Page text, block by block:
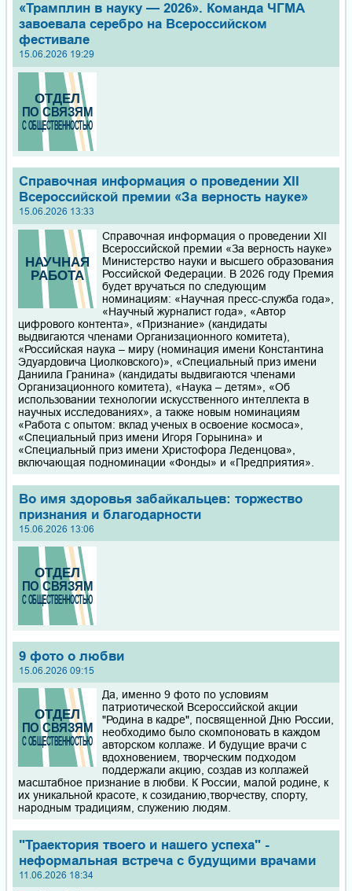
«Трамплин в науку — 2026». Команда ЧГМА
завоевала серебро на Всероссийском
фестивале
15.06.2026 19:29
Справочная информация о проведении XII
Всероссийской премии «За верность науке»
15.06.2026 13:33
Справочная информация о проведении XII
Всероссийской премии «За верность науке»
Министерство науки и высшего образования
Российской Федерации. В 2026 году Премия
будет вручаться по следующим
номинациям: «Научная пресс-служба года»,
«Научный журналист года», «Автор
цифрового контента», «Признание» (кандидаты
выдвигаются членами Организационного комитета),
«Российская наука – миру (номинация имени Константина
Эдуардовича Циолковского)», «Специальный приз имени
Даниила Гранина» (кандидаты выдвигаются членами
Организационного комитета), «Наука – детям», «Об
использовании технологии искусственного интеллекта в
научных исследованиях», а также новым номинациям
«Работа с опытом: вклад ученых в освоение космоса»,
«Специальный приз имени Игоря Горынина» и
«Специальный приз имени Христофора Леденцова»,
включающая подноминации «Фонды» и «Предприятия».
Во имя здоровья забайкальцев: торжество
признания и благодарности
15.06.2026 13:06
9 фото о любви
15.06.2026 09:15
Да, именно 9 фото по условиям
патриотической Всероссийской акции
"Родина в кадре", посвященной Дню России,
необходимо было скомпоновать в каждом
авторском коллаже. И будущие врачи с
вдохновением, творческим подходом
поддержали акцию, создав из коллажей
масштабное признание в любви. К России, малой родине, к
их уникальной красоте, к созиданию,творчеству, спорту,
народным традициям, служению людям.
"Траектория твоего и нашего успеха" -
неформальная встреча с будущими врачами
11.06.2026 18:34